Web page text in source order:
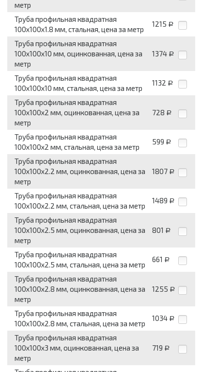
метр
Труба профильная квадратная
100x100x1.8 мм, стальная, цена за метр
1215 Р
Труба профильная квадратная
100x100x10 мм, оцинкованная, цена за
метр
1374 Р
Труба профильная квадратная
100x100x10 мм, стальная, цена за метр
1132 Р
Труба профильная квадратная
100x100x2 мм, оцинкованная, цена за
метр
728 Р
Труба профильная квадратная
100x100x2 мм, стальная, цена за метр
599 Р
Труба профильная квадратная
100x100x2.2 мм, оцинкованная, цена за
метр
1807 Р
Труба профильная квадратная
100x100x2.2 мм, стальная, цена за метр
1489 Р
Труба профильная квадратная
100x100x2.5 мм, оцинкованная, цена за
метр
801 Р
Труба профильная квадратная
100x100x2.5 мм, стальная, цена за метр
661 Р
Труба профильная квадратная
100x100x2.8 мм, оцинкованная, цена за
метр
1255 Р
Труба профильная квадратная
100x100x2.8 мм, стальная, цена за метр
1034 Р
Труба профильная квадратная
100x100x3 мм, оцинкованная, цена за
метр
719 Р